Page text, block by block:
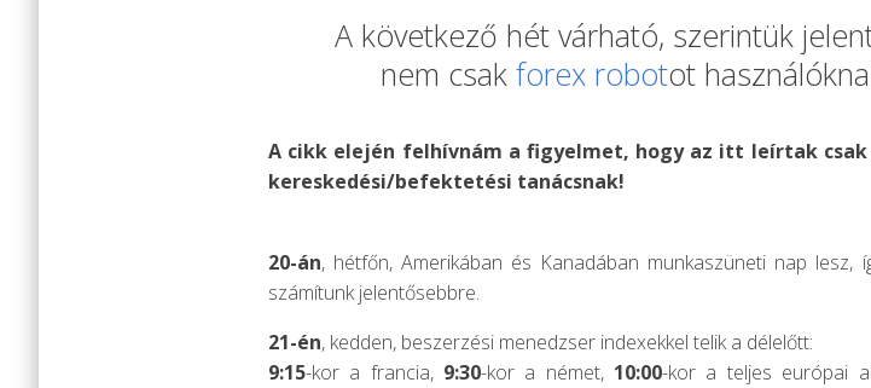
A következő hét várható, szerintük
nem csak forex robotot
A cikk elején felhívnám a figyelmet, hogy az itt leírtak
kereskedési/befektetési tanácsnak!
20-án, hétfőn, Amerikában és Kanadában munkaszüneti nap
számítunk jelentősebbre.
21-én, kedden, beszerzési menedzser indexekkel telik a délelőtt:
9:15-kor a francia, 9:30-kor a német, 10:00-kor a teljes európai